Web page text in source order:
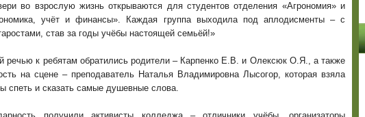
во взрослую жизнь открываются для студентов отделения «Агрономия» и
учёт и финансы». Каждая группа выходила под аплодисменты – с
став за годы учёбы настоящей семьёй!»
речью к ребятам обратились родители – Карпенко Е.В. и Олексюк О.Я., а также
на сцене – преподаватель Наталья Владимировна Лысогор, которая взяла
спеть и сказать самые душевные слова.